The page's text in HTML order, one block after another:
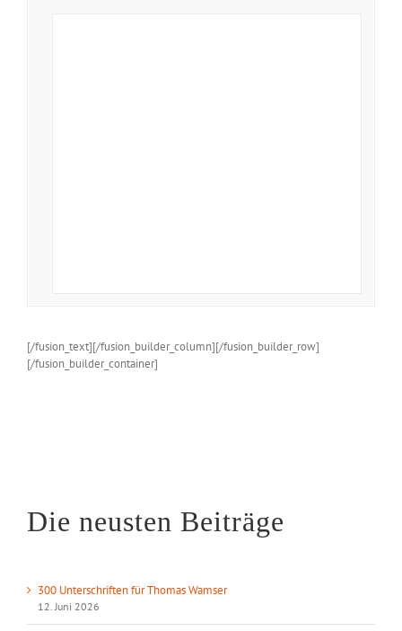
[/fusion_text][/fusion_builder_column][/fusion_builder_row]
[/fusion_builder_container]
Die neusten Beiträge
300 Unterschriften für Thomas Wamser
12. Juni 2026